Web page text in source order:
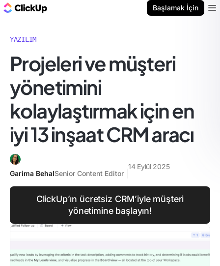
Başlamak İçin
YAZILIM
Projeleri ve müşteri
yönetimini
kolaylaştırmak için en
iyi 13 inşaat CRM aracı
Garima BehalSenior Content Editor
14 Eylül 2025
ClickUp’ın ücretsiz CRM’iyle müşteri
yönetimine başlayın!